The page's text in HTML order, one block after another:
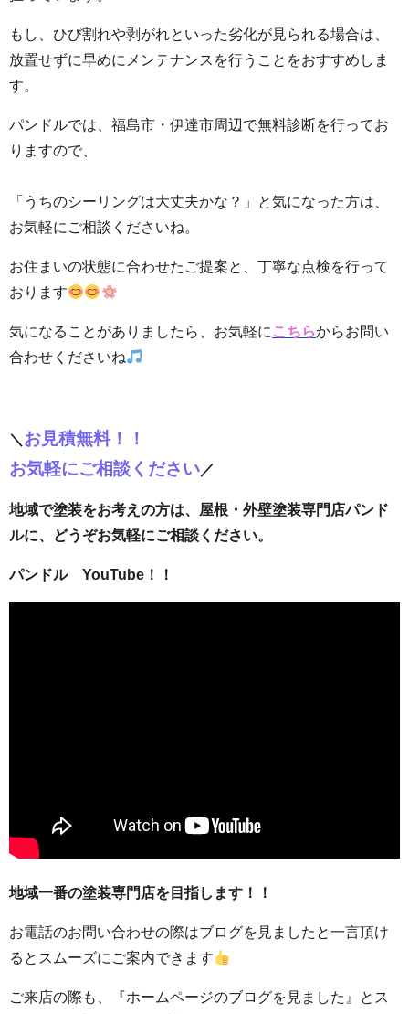
もし、ひび割れや剥がれといった劣化が見られる場合は、
放置せずに早めにメンテナンスを行うことをおすすめしま
す。
パンドルでは、福島市・伊達市周辺で無料診断を行ってお
りますので、
「うちのシーリングは大丈夫かな？」と気になった方は、
お気軽にご相談くださいね。
お住まいの状態に合わせたご提案と、丁寧な点検を行って
おります
気になることがありましたら、お気軽にこちらからお問い
合わせくださいね
＼ お見積無料！！
お気軽にご相談ください／
地域で塗装をお考えの方は、屋根・外壁塗装専門店パンド
ルに、どうぞお気軽にご相談ください。
パンドル YouTube！！
地域一番の塗装専門店を目指します！！
お電話のお問い合わせの際はブログを見ましたと一言頂け
るとスムーズにご案内できます
ご来店の際も、
『ホームページのブログを見ました』とス